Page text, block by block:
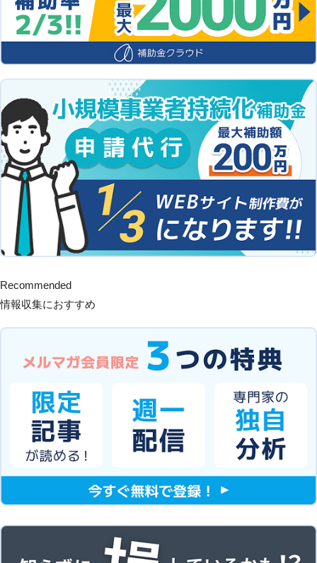
Recommended
情報収集におすすめ